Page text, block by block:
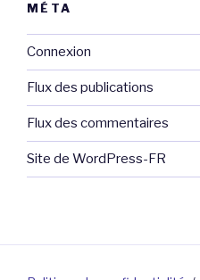
MÉTA
Connexion
Flux des publications
Flux des commentaires
Site de WordPress-FR